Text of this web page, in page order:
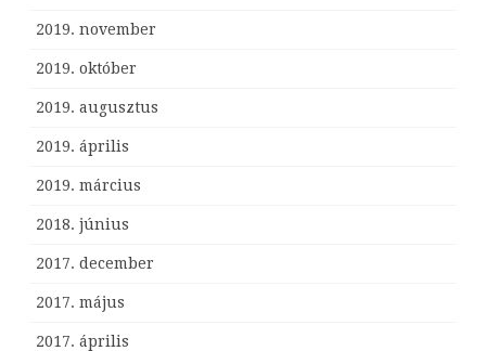
2019. november
2019. október
2019. augusztus
2019. április
2019. március
2018. június
2017. december
2017. május
2017. április